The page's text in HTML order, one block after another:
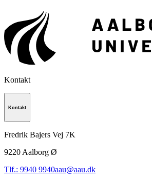
Kontakt
Kontakt
Fredrik Bajers Vej 7K
9220Aalborg Ø
Tlf.: 9940 9940aau@aau.dk